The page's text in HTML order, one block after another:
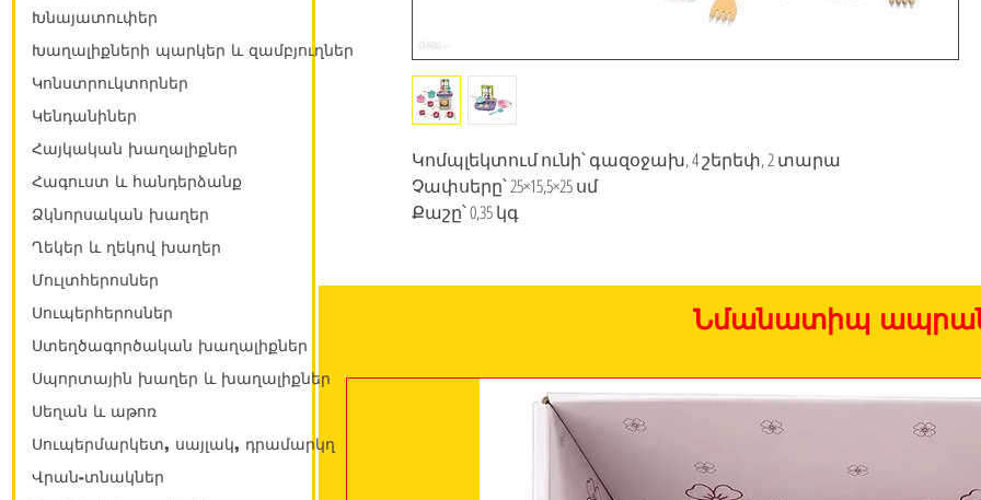
Կոմպլեկտում ունի՝ գազօջախ, 4 շերեփ, 2 տարա
Չափսերը՝ 25×15,5×25 սմ
Քաշը՝ 0,35 կգ
Նմանատիպ
Խնայատուփեր
Խաղալիքների պարկեր և զամբյուղներ
Կոնստրուկտորներ
Կենդանիներ
Հայկական խաղալիքներ
Հագուստ և հանդերձանք
Ձկնորսական խաղեր
Ղեկեր և ղեկով խաղեր
Մուլտհերոսներ
Սուպերհերոսներ
Ստեղծագործական խաղալիքներ
Սպորտային խաղեր և խաղալիքներ
Սեղան և աթոռ
Սուպերմարկետ, սայլակ, դրամարկղ
Վրան-տնակներ